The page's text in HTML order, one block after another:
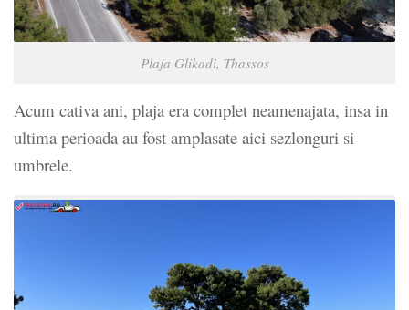
Plaja Glikadi, Thassos
Acum cativa ani, plaja era complet neamenajata, insa in
ultima perioada au fost amplasate aici sezlonguri si
umbrele.